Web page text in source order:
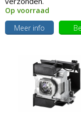
Op voorraad
Meer info